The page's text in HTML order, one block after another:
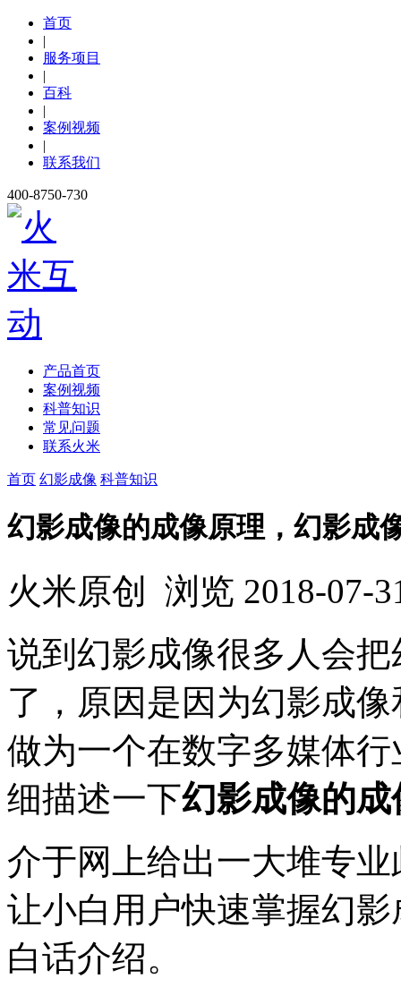
首页
|
服务项目
|
百科
|
案例视频
|
联系我们
400-8750-730
产品首页
案例视频
科普知识
常见问题
联系火米
首页 幻影成像 科普知识
幻影成像的成像原理，幻影成
火米原创 浏览 2018-07-
说到幻影成像很多人会
了，原因是因为幻影成
做为一个在数字多媒体
细描述一下幻影成像的
介于网上给出一大堆专
让小白用户快速掌握幻
白话介绍。